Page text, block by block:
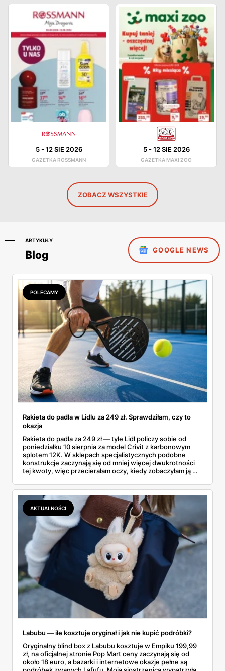
5-12 SIE 2026
GAZETKA ROSSMANN
5-12 SIE 2026
GAZETKA MAXI ZOO
ZOBACZ WSZYSTKIE
ARTYKUŁY
Blog GOOGLE NEWS
POLECAMY
Rakieta do padla w Lidlu za 249 zł. Sprawdziłam, czy to
okazja
Rakieta do padla za 249 zł — tyle Lidl policzy sobie od
poniedziałku 10 sierpnia za model Crivit z karbonowym
splotem 12K. W sklepach specjalistycznych podobne
konstrukcje zaczynają się od mniej więcej dwukrotności
tej kwoty, więc przecierałam oczy, kiedy zobaczyłam ją w
najszybciej rosnący sport w Polsce: kortów przybywa
lawinowo, a chętnych jeszcze szybciej. Sprawdziłam, co
dokładnie dostajemy za te pieniądze i komu taka rakieta
faktycznie wystarczy.
AKTUALNOŚCI
Labubu — ile kosztuje oryginał i jak nie kupić podróbki?
Oryginalny blind box z Labubu kosztuje w Empiku 199,99
zł, na oficjalnej stronie Pop Mart ceny zaczynają się od
około 18 euro, a bazarki i internetowe okazje pełne są